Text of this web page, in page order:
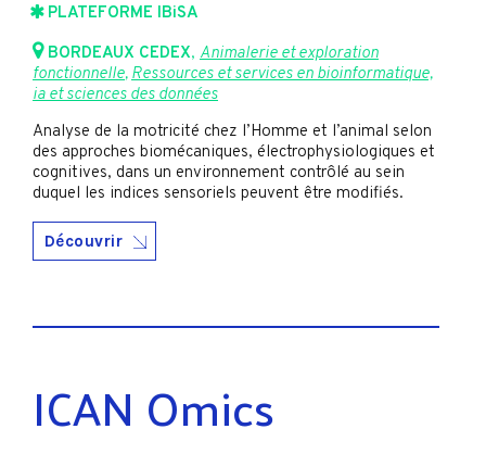
PLATEFORME IBiSA
BORDEAUX CEDEX, Animalerie et exploration
fonctionnelle,Ressources et services en bioinformatique,
ia et sciences des données
Analyse de la motricité chez l’Homme et l’animal selon
des approches biomécaniques, électrophysiologiques et
cognitives, dans un environnement contrôlé au sein
duquel les indices sensoriels peuvent être modifiés.
Découvrir
ICAN Omics